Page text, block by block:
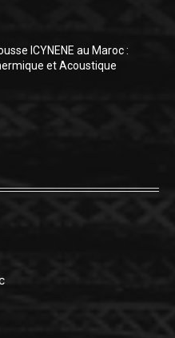
ICYNENE au Maroc :
et Acoustique